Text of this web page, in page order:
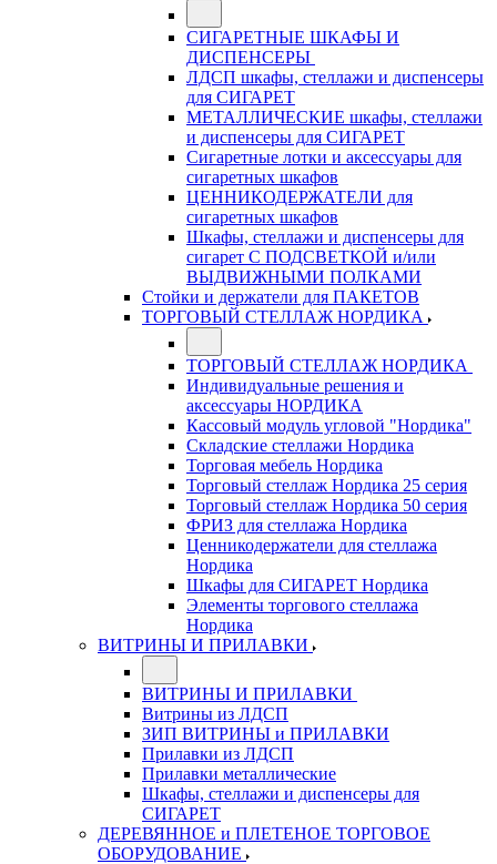
СИГАРЕТНЫЕ ШКАФЫ И
ДИСПЕНСЕРЫ
ЛДСП шкафы, стеллажи и диспенсеры
для СИГАРЕТ
МЕТАЛЛИЧЕСКИЕ шкафы, стеллажи
и диспенсеры для СИГАРЕТ
Сигаретные лотки и аксессуары для
сигаретных шкафов
ЦЕННИКОДЕРЖАТЕЛИ для
сигаретных шкафов
Шкафы, стеллажи и диспенсеры для
сигарет С ПОДСВЕТКОЙ и/или
ВЫДВИЖНЫМИ ПОЛКАМИ
Стойки и держатели для ПАКЕТОВ
ТОРГОВЫЙ СТЕЛЛАЖ НОРДИКА
ТОРГОВЫЙ СТЕЛЛАЖ НОРДИКА
Индивидуальные решения и
аксессуары НОРДИКА
Кассовый модуль угловой "Нордика"
Складские стеллажи Нордика
Торговая мебель Нордика
Торговый стеллаж Нордика 25 серия
Торговый стеллаж Нордика 50 серия
ФРИЗ для стеллажа Нордика
Ценникодержатели для стеллажа
Нордика
Шкафы для СИГАРЕТ Нордика
Элементы торгового стеллажа
Нордика
ВИТРИНЫ И ПРИЛАВКИ
ВИТРИНЫ И ПРИЛАВКИ
Витрины из ЛДСП
ЗИП ВИТРИНЫ и ПРИЛАВКИ
Прилавки из ЛДСП
Прилавки металлические
Шкафы, стеллажи и диспенсеры для
СИГАРЕТ
ДЕРЕВЯННОЕ и ПЛЕТЕНОЕ ТОРГОВОЕ
ОБОРУДОВАНИЕ